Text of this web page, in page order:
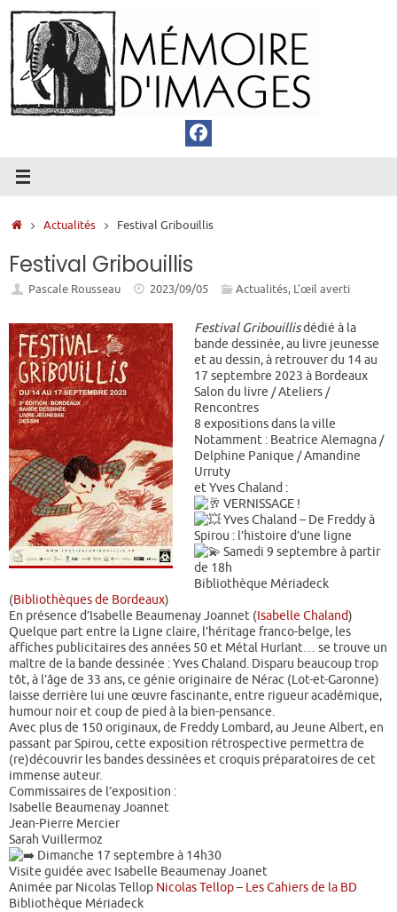
Passer
au
contenu
Accueil
Actualités Festival Gribouillis
Festival Gribouillis
Pascale Rousseau 2023/09/05 Actualités, L’œil averti
Festival Gribouillisdédié à la
bande dessinée, au livre jeunesse
et au dessin, à retrouver du 14 au
17 septembre 2023 à Bordeaux
Salon du livre / Ateliers /
Rencontres
8 expositions dans la ville
Notamment : Beatrice Alemagna /
Delphine Panique / Amandine
Urruty
et Yves Chaland :
VERNISSAGE !
Yves Chaland – De Freddy à
Spirou : l’histoire d’une ligne
Samedi 9 septembre à partir
de 18h
Bibliothèque Mériadeck
(Bibliothèques de Bordeaux)
En présence d’Isabelle Beaumenay Joannet (Isabelle Chaland)
Quelque part entre la Ligne claire, l’héritage franco-belge, les
affiches publicitaires des années 50 et Métal Hurlant… se trouve un
maître de la bande dessinée : Yves Chaland. Disparu beaucoup trop
tôt, à l’âge de 33 ans, ce génie originaire de Nérac (Lot-et-Garonne)
laisse derrière lui une œuvre fascinante, entre rigueur académique,
humour noir et coup de pied à la bien-pensance.
Avec plus de 150 originaux, de Freddy Lombard, au Jeune Albert, en
passant par Spirou, cette exposition rétrospective permettra de
(re)découvrir les bandes dessinées et croquis préparatoires de cet
immense auteur.
Commissaires de l’exposition :
Isabelle Beaumenay Joannet
Jean-Pierre Mercier
Sarah Vuillermoz
Dimanche 17 septembre à 14h30
Visite guidée avec Isabelle Beaumenay Joanet
Animée par Nicolas Tellop Nicolas Tellop– Les Cahiers de la BD
Bibliothèque Mériadeck